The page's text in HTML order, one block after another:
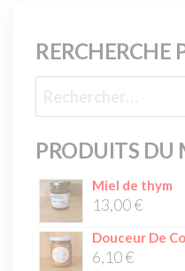
RERCHERCHE
PRODUITS DU
Miel de thym
13,00€
Douceur De
6,10€